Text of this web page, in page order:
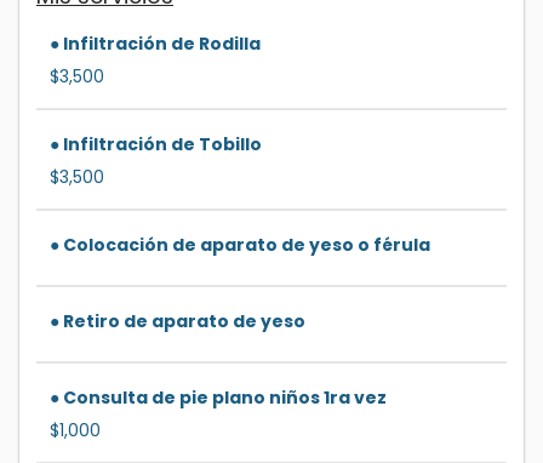
● Infiltración de Rodilla
$3,500
● Infiltración de Tobillo
$3,500
● Colocación de aparato de yeso o férula
● Retiro de aparato de yeso
● Consulta de pie plano niños 1ra vez
$1,000